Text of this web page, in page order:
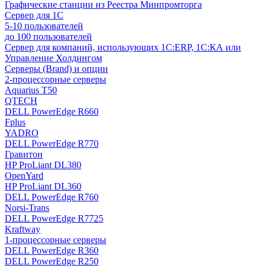
Графические станции из Реестра Минпромторга
Сервер для 1С
5-10 пользователей
до 100 пользователей
Сервер для компаний, использующих 1C:ERP, 1С:КА или
Управление Холдингом
Серверы (Brand) и опции
2-процессорные серверы
Aquarius T50
QTECH
DELL PowerEdge R660
Fplus
YADRO
DELL PowerEdge R770
Гравитон
HP ProLiant DL380
OpenYard
HP ProLiant DL360
DELL PowerEdge R760
Norsi-Trans
DELL PowerEdge R7725
Kraftway
1-процессорные серверы
DELL PowerEdge R360
DELL PowerEdge R250